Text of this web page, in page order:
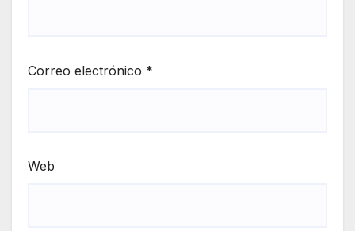
Correo electrónico *
Web